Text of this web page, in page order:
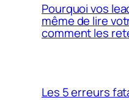
Pourquoi vos
même de lire
comment les
Les 5 erreurs